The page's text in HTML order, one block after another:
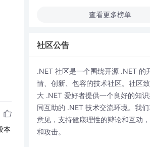
本
查看更多榜单
社区公告
.NET 社区是一个围绕开源 .NET 的
情、创新、包容的技术社区。社区
大 .NET 爱好者提供一个良好的知
同互助的 .NET 技术交流环境。我
意见，支持健康理性的辩论和互动
和攻击。